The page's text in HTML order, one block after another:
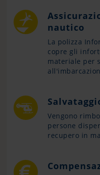
nautico
La polizza
copre gli
materiale per
Vengono
persone
recupero in